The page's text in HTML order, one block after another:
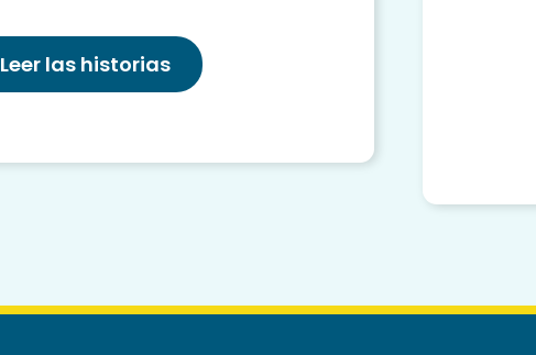
Leer las historias